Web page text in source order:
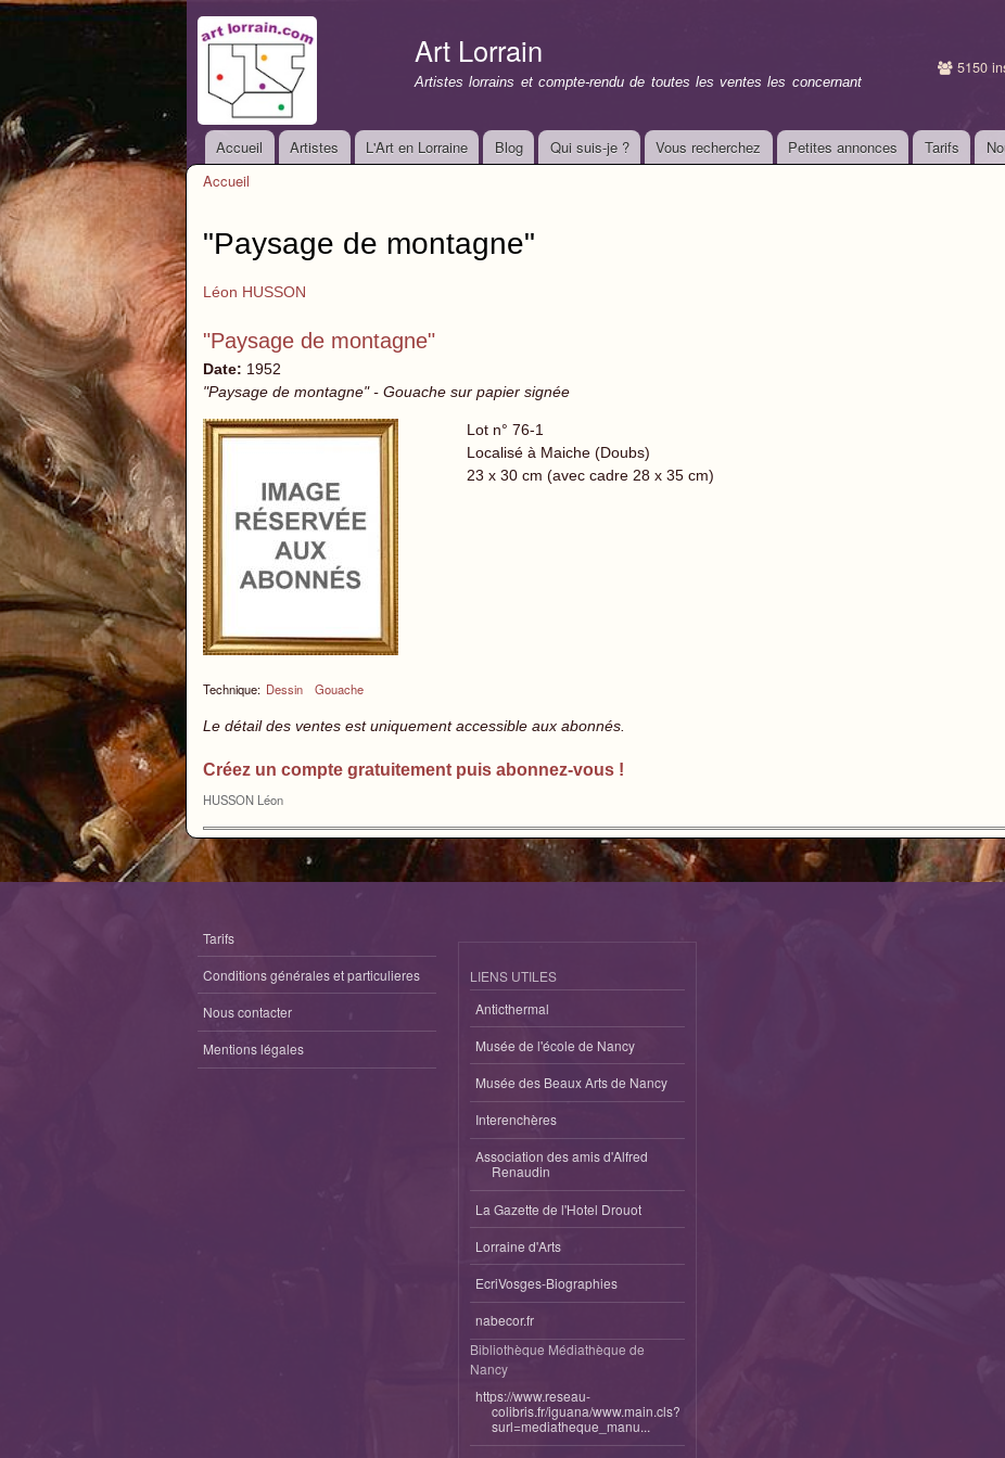
Art Lorrain
Artistes lorrains et compte-rendu de toutes les ventes les concernant
5150
Menu principal
Accueil Artistes L'Art en Lorraine Blog Qui suis-je ? Vous recherchez Petites annonces Tarifs
Accueil
"Paysage de montagne"
Léon HUSSON
"Paysage de montagne"
Date: 1952
"Paysage de montagne" - Gouache sur papier signée
Technique: Dessin Gouache
Lot n° 76-1
Localisé à Maiche (Doubs)
23 x 30 cm (avec cadre 28 x 35 cm)
Le détail des ventes est uniquement accessible aux abonnés.
Créez un compte gratuitement puis abonnez-vous !
HUSSON Léon
Tarifs
Conditions générales et particulieres
Nous contacter
Mentions légales
LIENS UTILES
Anticthermal
Musée de l'école de Nancy
Musée des Beaux Arts de Nancy
Interenchères
Association des amis d'Alfred
Renaudin
La Gazette de l'Hotel Drouot
Lorraine d'Arts
EcriVosges-Biographies
nabecor.fr
Bibliothèque Médiathèque de
Nancy
https://www.reseau-
colibris.fr/iguana/www.main.cls?
surl=mediatheque_manu...